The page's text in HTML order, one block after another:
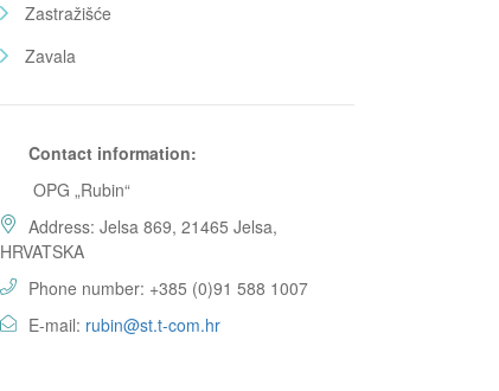
Zastražišće
Zavala
Contact information:
OPG „Rubin“
Address: Jelsa 869, 21465 Jelsa,
HRVATSKA
Phone number: +385 (0)91 588 1007
E-mail: rubin@st.t-com.hr